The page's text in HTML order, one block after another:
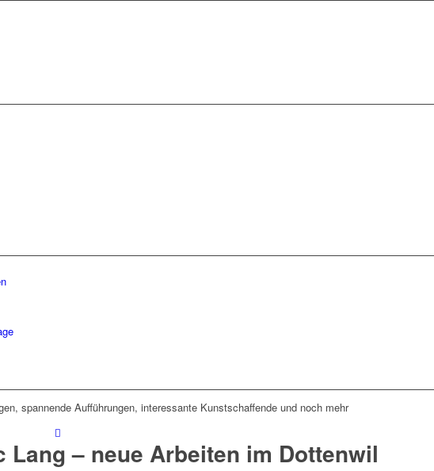
spannende Aufführungen, interessante Kunstschaffende und noch mehr
Lang – neue Arbeiten im Dottenwil